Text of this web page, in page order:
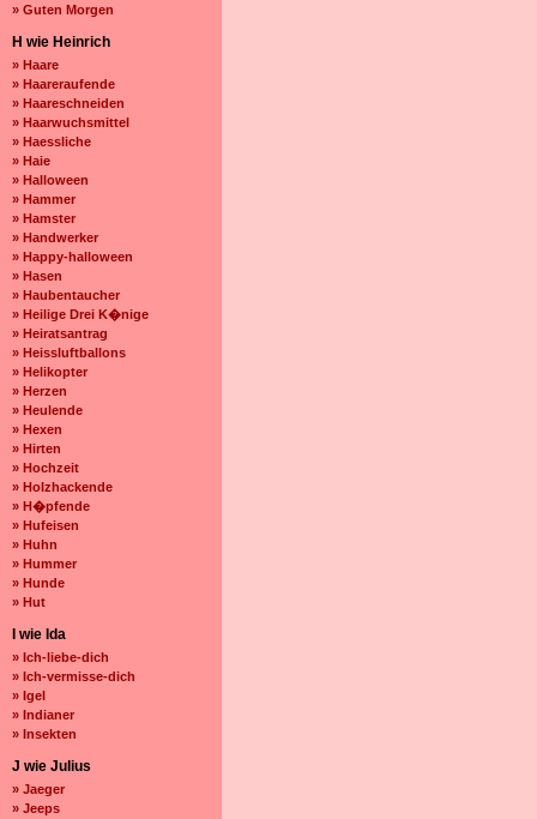
» Guten Morgen
H wie Heinrich
» Haare
» Haareraufende
» Haareschneiden
» Haarwuchsmittel
» Haessliche
» Haie
» Halloween
» Hammer
» Hamster
» Handwerker
» Happy-halloween
» Hasen
» Haubentaucher
» Heilige Drei K�nige
» Heiratsantrag
» Heissluftballons
» Helikopter
» Herzen
» Heulende
» Hexen
» Hirten
» Hochzeit
» Holzhackende
» H�pfende
» Hufeisen
» Huhn
» Hummer
» Hunde
» Hut
I wie Ida
» Ich-liebe-dich
» Ich-vermisse-dich
» Igel
» Indianer
» Insekten
J wie Julius
» Jaeger
» Jeeps